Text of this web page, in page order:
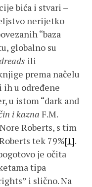
bića i stvari –
nerijetko
“baza
globalno su
ili
prema načelu
u određene
u istom “dark and
i kazna F.M.
Nore Roberts, s tim
tek 79%[1].
je očita
tipa
i slično. Na